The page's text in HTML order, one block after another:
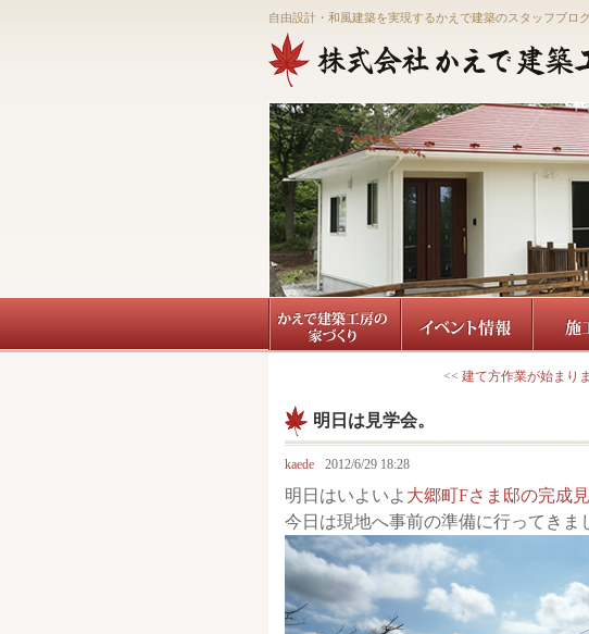
自由設計・和風建築を実現するかえで建築のスタッフブロ
<< 建て方作業が始まりま
明日は見学会。
kaede 2012/6/29 18:28
明日はいよいよ 大郷町Fさま邸の完成
今日は現地へ事前の準備に行ってきま